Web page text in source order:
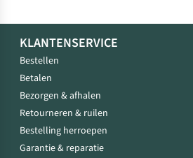
KLANTENSERVICE
Bestellen
Betalen
Bezorgen & afhalen
Retourneren & ruilen
Bestelling herroepen
Garantie & reparatie